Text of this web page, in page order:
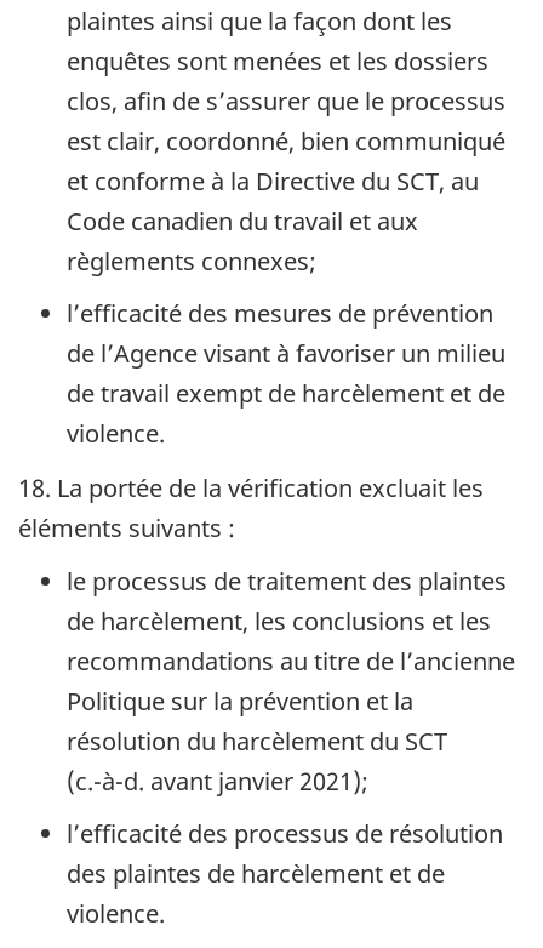
plaintes ainsi que la façon dont les
enquêtes sont menées et les dossiers
clos, afin de s’assurer que le processus
est clair, coordonné, bien communiqué
et conforme à la Directive du SCT, au
Code canadien du travail et aux
règlements connexes;
l’efficacité des mesures de prévention
de l’Agence visant à favoriser un milieu
de travail exempt de harcèlement et de
violence.
18. La portée de la vérification excluait les
éléments suivants :
le processus de traitement des plaintes
de harcèlement, les conclusions et les
recommandations au titre de l’ancienne
Politique sur la prévention et la
résolution du harcèlement du SCT
(c.-à-d. avant janvier 2021);
l’efficacité des processus de résolution
des plaintes de harcèlement et de
violence.